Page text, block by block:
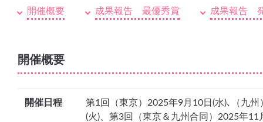
開催概要 成果報告 最優秀賞 成果報告
開催概要
開催日程
第1回（東京）2025年9月10日(水)､（九
(火)、第3回（東京＆九州合同）2025年